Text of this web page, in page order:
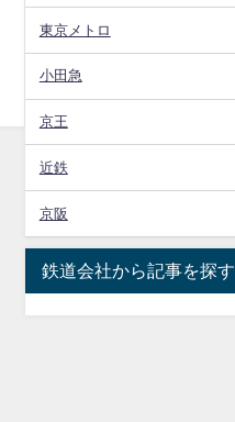
東京メトロ
小田急
京王
近鉄
京阪
鉄道会社から記事を探す